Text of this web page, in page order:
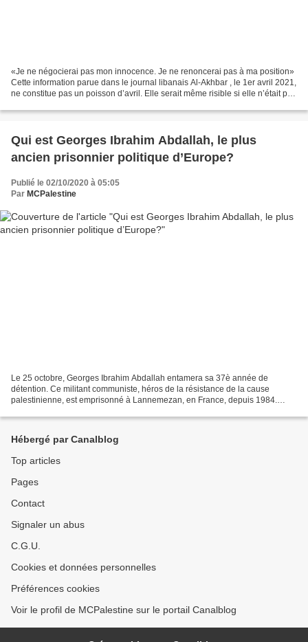
«Je ne négocierai pas mon innocence. Je ne renoncerai pas à ma position»
Cette information parue dans le journal libanais Al-Akhbar , le 1er avril 2021,
ne constitue pas un poisson d’avril. Elle serait même risible si elle n’était pas
Qui est Georges Ibrahim Abdallah, le plus
ancien prisonnier politique d’Europe?
Publié le 02/10/2020 à 05:05
Par MCPalestine
Le 25 octobre, Georges Ibrahim Abdallah entamera sa 37è année de
détention. Ce militant communiste, héros de la résistance de la cause
palestinienne, est emprisonné à Lannemezan, en France, depuis 1984.
Hébergé par Canalblog
Top articles
Pages
Contact
Signaler un abus
C.G.U.
Cookies et données personnelles
Préférences cookies
Voir le profil de MCPalestine sur le portail Canalblog